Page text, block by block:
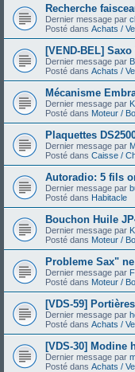
Recherche
Dernier message par
Posté dans Achats /
[VEND-BEL] Saxo
Dernier message par
Posté dans Achats /
Mécanisme
Dernier message par
Posté dans Moteur /
Plaquettes
Dernier message par
Posté dans Caisse /
Autoradio: 5 fils
Dernier message par
Posté dans Habitacle
Bouchon Huile
Dernier message par
Posté dans Moteur /
Probleme Sax"
Dernier message par
Posté dans Moteur /
[VDS-59]
Dernier message par
Posté dans Achats /
[VDS-30] Modine
Dernier message par
Posté dans Achats /